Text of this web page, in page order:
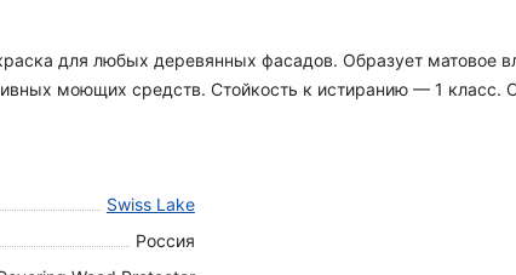
для любых деревянных фасадов. Образует матовое
моющих средств. Стойкость к истиранию — 1 класс.
Swiss Lake
Россия